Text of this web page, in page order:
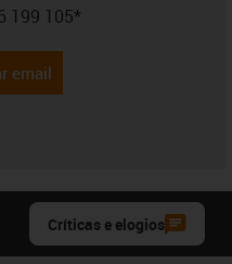
phone
199 105*
email
Críticas e elogios